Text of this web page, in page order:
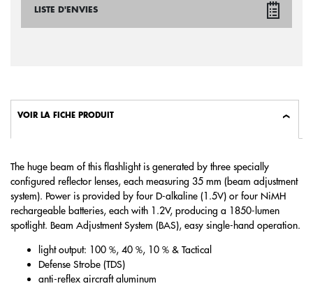
LISTE D'ENVIES
VOIR LA FICHE PRODUIT
The huge beam of this flashlight is generated by three specially
configured reflector lenses, each measuring 35 mm (beam adjustment
system). Power is provided by four D-alkaline (1.5V) or four NiMH
rechargeable batteries, each with 1.2V, producing a 1850-lumen
spotlight. Beam Adjustment System (BAS), easy single-hand operation.
light output: 100 %, 40 %, 10 % & Tactical
Defense Strobe (TDS)
anti-reflex aircraft aluminum